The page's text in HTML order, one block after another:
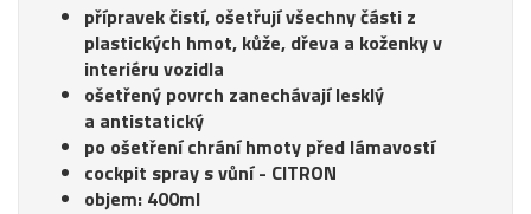
přípravek čistí, ošetřují všechny části z
plastických hmot, kůže, dřeva a koženky v
interiéru vozidla
ošetřený povrch zanechávají lesklý
a antistatický
po ošetření chrání hmoty před lámavostí
cockpit spray s vůní - CITRON
objem: 400ml